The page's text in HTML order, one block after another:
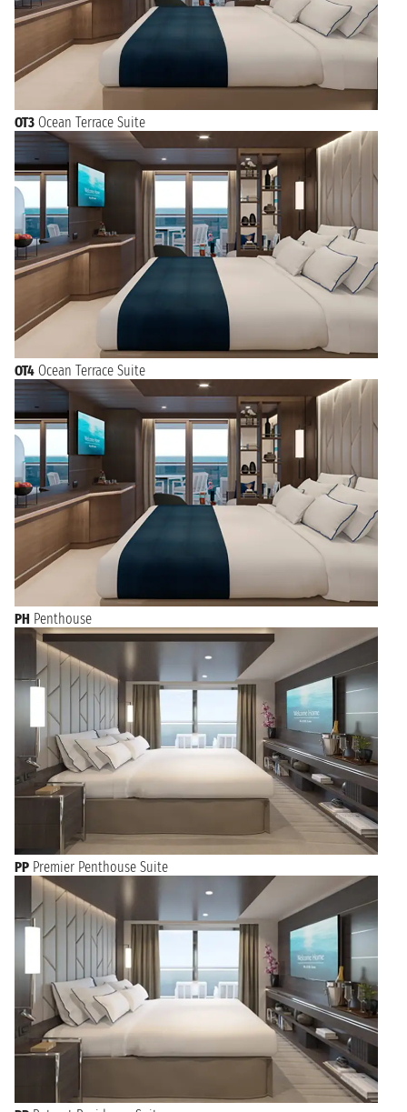
OT3 Ocean Terrace Suite
OT4 Ocean Terrace Suite
PH Penthouse
PP Premier Penthouse Suite